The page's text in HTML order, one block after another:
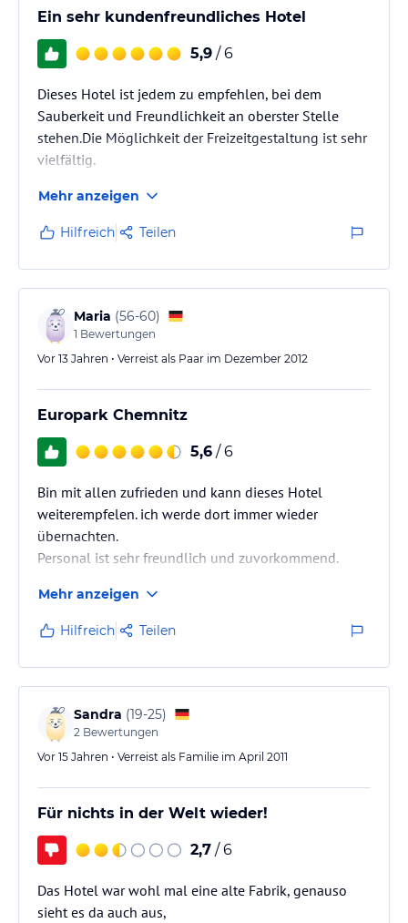
Ein sehr kundenfreundliches Hotel
5,9 / 6
Dieses Hotel ist jedem zu empfehlen, bei dem
Sauberkeit und Freundlichkeit an oberster Stelle
stehen.Die Möglichkeit der Freizeitgestaltung ist sehr
vielfältig.
Mehr anzeigen
Hilfreich Teilen
Maria (56-60)
1 Bewertungen
Vor 13 Jahren • Verreist als Paar im Dezember 2012
Europark Chemnitz
5,6 / 6
Bin mit allen zufrieden und kann dieses Hotel
weiterempfelen. ich werde dort immer wieder
übernachten.
Personal ist sehr freundlich und zuvorkommend.
Mehr anzeigen
Hilfreich Teilen
Sandra (19-25)
2 Bewertungen
Vor 15 Jahren • Verreist als Familie im April 2011
Für nichts in der Welt wieder!
2,7 / 6
Das Hotel war wohl mal eine alte Fabrik, genauso
sieht es da auch aus,